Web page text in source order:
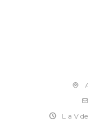
L a V